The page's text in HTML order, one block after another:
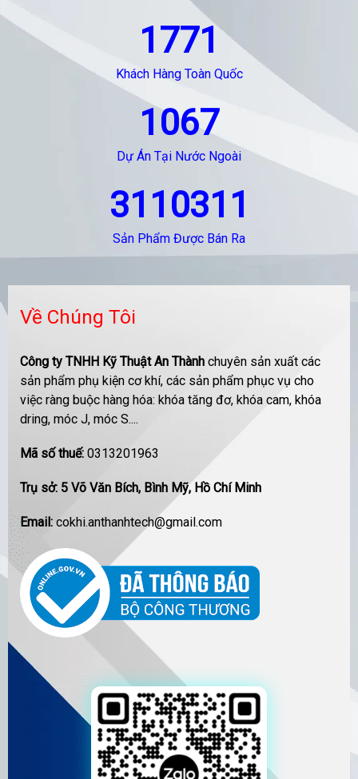
1771
Khách Hàng Toàn Quốc
1067
Dự Án Tại Nước Ngoài
3110311
Sản Phẩm Được Bán Ra
Về Chúng Tôi
Công ty TNHH Kỹ Thuật An Thành chuyên sản xuất các
sản phẩm phụ kiện cơ khí, các sản phẩm phục vụ cho
việc ràng buộc hàng hóa: khóa tăng đơ, khóa cam, khóa
dring, móc J, móc S....
Mã số thuế: 0313201963
Trụ sở: 5 Võ Văn Bích, Bình Mỹ, Hồ Chí Minh
Email: cokhi.anthanhtech@gmail.com